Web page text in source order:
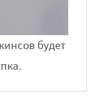
будет